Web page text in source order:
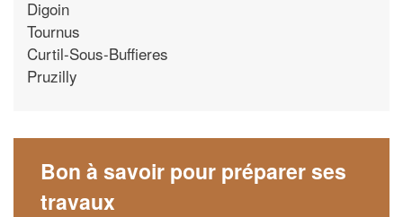
Digoin
Tournus
Curtil-Sous-Buffieres
Pruzilly
Bon à savoir pour préparer ses
travaux